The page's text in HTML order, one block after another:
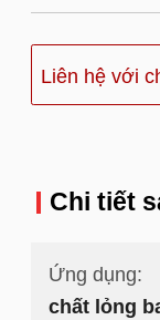
Liên hệ với
Chi tiết
Ứng dụng:
chất lỏng